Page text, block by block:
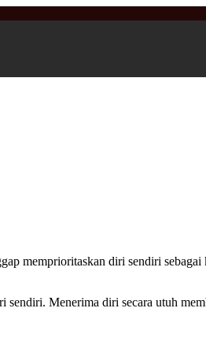
memprioritaskan diri sendiri sebagai
Menerima diri secara utuh